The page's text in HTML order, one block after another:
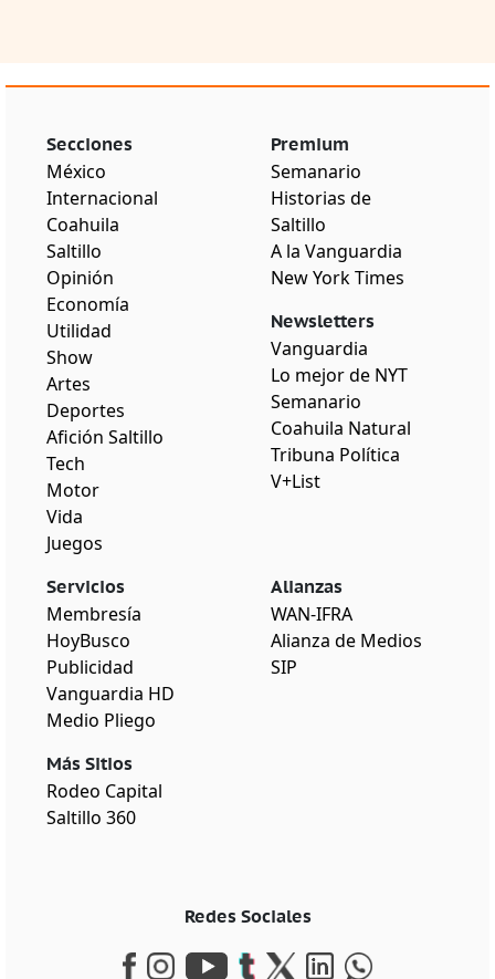
Secciones
México
Internacional
Coahuila
Saltillo
Opinión
Economía
Utilidad
Show
Artes
Deportes
Afición Saltillo
Tech
Motor
Vida
Juegos
Premium
Semanario
Historias de
Saltillo
A la Vanguardia
New York Times
Newsletters
Vanguardia
Lo mejor de NYT
Semanario
Coahuila Natural
Tribuna Política
V+List
Servicios
Membresía
HoyBusco
Publicidad
Vanguardia HD
Medio Pliego
Más Sitios
Rodeo Capital
Saltillo 360
Alianzas
WAN-IFRA
Alianza de Medios
SIP
Redes Sociales